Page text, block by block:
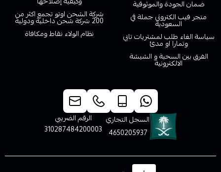
ضمان الجودة والموثوقية
متجر فيب الكتروني جملة في
السعودية
سياسة الغاء طلب لمشتريات تابي
وتمارا او مدئ
الفرق بين السحبة و الشيشة
الالكترونية
شركة الشحن اوتو تجمع اكثر من
200 شركة شحن داخلية ودولية
نظام الولاء نقاط ومكافاة
السجل التجاري
4650205937
الرقم الضريبي
310287484200003